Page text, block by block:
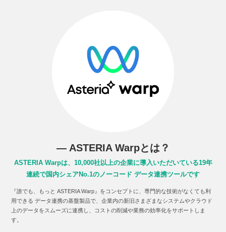
― ASTERIA Warpとは？
ASTERIA Warpは、10,000社以上の企業に導入いただいている19年
連続で国内シェアNo.1のノーコード データ連携ツールです
『誰でも、もっと ASTERIA Warp』をコンセプトに、専門的な技術がなくても利
用できる データ連携の基盤製品で、企業内の新旧さまざまなシステムやクラウド
上のデータをスムーズに連携し、コストの削減や業務の効率化をサポートしま
す。